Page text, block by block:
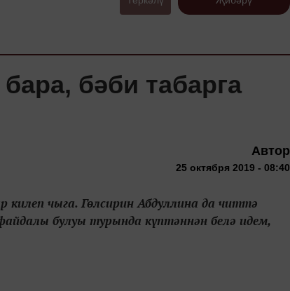
бәби табарга
Автор
25 октября 2019 - 08:40
чыга. Гөлсирин Абдуллина да читтә
булуы турында күптәннән белә идем,